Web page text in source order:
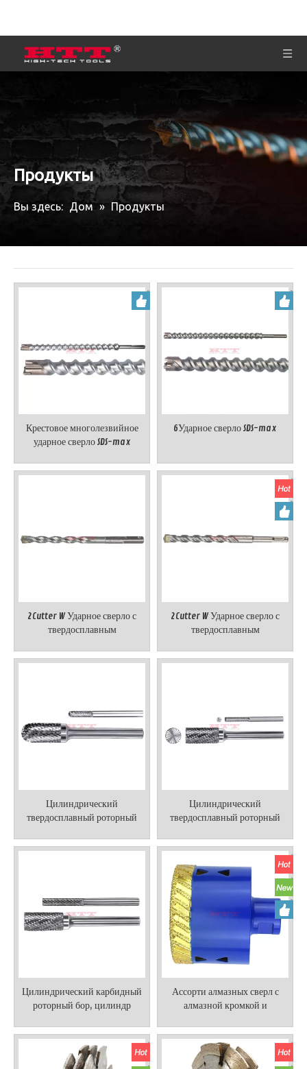
Продукты
Вы здесь: Дом » Продукты
Крестовое многолезвийное
ударное сверло SDS-max
6Ударное сверло SDS-max
2Cutter W Ударное сверло с
твердосплавным
2Cutter W Ударное сверло с
твердосплавным
Цилиндрический
твердосплавный роторный
концом
Цилиндрический
твердосплавный роторный
резкой
Цилиндрический карбидный
роторный бор, цилиндр
Ассорти алмазных сверл с
алмазной кромкой и
для сухой и мокрой резки